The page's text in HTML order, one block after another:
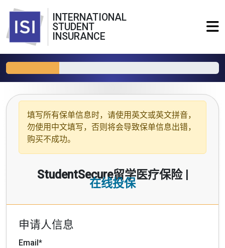
INTERNATIONAL
STUDENT
INSURANCE
填写所有保单信息时，请使用 英文或英文拼音，
勿使用中文填写，否则将会导致保单信息出错，
购买不成功。
StudentSecure留学医疗保险 |
在线投保
申请人信息
Email*